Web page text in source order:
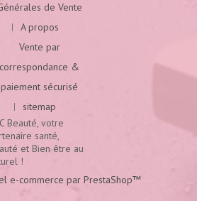
de Vente
A propos
Vente par
correspondance &
paiement sécurisé
sitemap
Beauté, votre
santé,
et Bien être au
!
e-commerce par PrestaShop™